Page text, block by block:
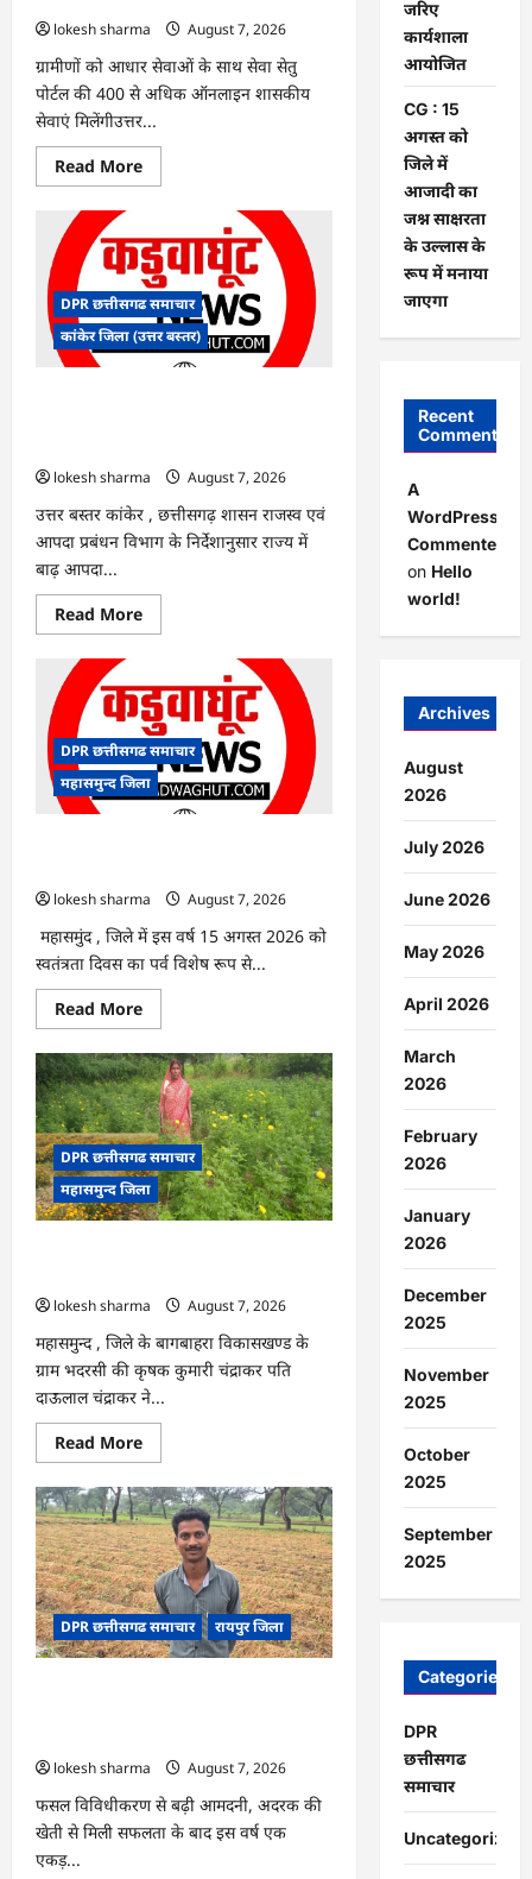
बवाल,
आयोग
ने
दी
सफाई
lokesh sharma
August 7, 2026
ग्रामीणों को आधार सेवाओं के साथ सेवा सेतु
पोर्टल की 400 से अधिक ऑनलाइन शासकीय
सेवाएं मिलेंगीउत्तर...
Read MoreRead
more
ग्राम
पंचायत
भैंसासुर
में
नवीन
आधार
केंद्र
DPR छत्तीसगढ समाचार
कांकेर जिला (उत्तर बस्तर)
lokesh sharma
August 7, 2026
उत्तर बस्तर कांकेर , छत्तीसगढ़ शासन राजस्व एवं
आपदा प्रबंधन विभाग के निर्देशानुसार राज्य में
बाढ़ आपदा...
Read MoreRead
more
:
आपदा
प्रबंधन
संबंधी
राज्य
स्तरीय
मॉक
एक्सरसाइज
कार्यशाला
आयोजित
DPR छत्तीसगढ समाचार
महासमुन्द जिला
lokesh sharma
August 7, 2026
महासमुंद , जिले में इस वर्ष 15 अगस्त 2026 को
स्वतंत्रता दिवस का पर्व विशेष रूप से...
Read MoreRead
more
CG
:
15
अगस्त
को
जिले
में
आजादी
का
जश्न
साक्षरता
में
जाएगा
DPR छत्तीसगढ समाचार
महासमुन्द जिला
lokesh sharma
August 7, 2026
महासमुन्द , जिले के बागबाहरा विकासखण्ड के
ग्राम भदरसी की कृषक कुमारी चंद्राकर पति
दाऊलाल चंद्राकर ने...
Read MoreRead
more
CG
:
गेंदे
की
खेती
से
कुमारी
चंद्राकर
ने
बढ़ाई
अपनी
DPR छत्तीसगढ समाचार रायपुर जिला
lokesh sharma
August 7, 2026
फसल विविधीकरण से बढ़ी आमदनी, अदरक की
खेती से मिली सफलता के बाद इस वर्ष एक
एकड़...
जरिए
कार्यशाला
आयोजित
CG : 15
अगस्त को
जिले में
आजादी का
जश्न साक्षरता
के उल्लास के
रूप में मनाया
जाएगा
Recent
Comments
A
WordPress
Commenter
on Hello
world!
Archives
August
2026
July 2026
June 2026
May 2026
April 2026
March
2026
February
2026
January
2026
December
2025
November
2025
October
2025
September
2025
Categories
DPR
छत्तीसगढ
समाचार
Uncategorized